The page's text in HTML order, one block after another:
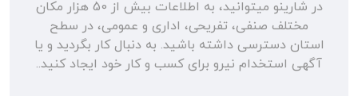
در شارینو میتوانید، به اطلاعات بیش از 50 هزار مکان
مختلف صنفی، تفریحی، اداری و عمومی، در سطح
استان دسترسی داشته باشید. به دنبال کار بگردید و یا
آگهی استخدام نیرو برای کسب و کار خود ایجاد کنید..